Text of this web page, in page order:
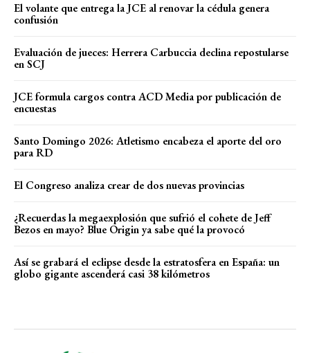
El volante que entrega la JCE al renovar la cédula genera
confusión
Evaluación de jueces: Herrera Carbuccia declina repostularse
en SCJ
JCE formula cargos contra ACD Media por publicación de
encuestas
Santo Domingo 2026: Atletismo encabeza el aporte del oro
para RD
El Congreso analiza crear de dos nuevas provincias
¿Recuerdas la megaexplosión que sufrió el cohete de Jeff
Bezos en mayo? Blue Origin ya sabe qué la provocó
Así se grabará el eclipse desde la estratosfera en España: un
globo gigante ascenderá casi 38 kilómetros